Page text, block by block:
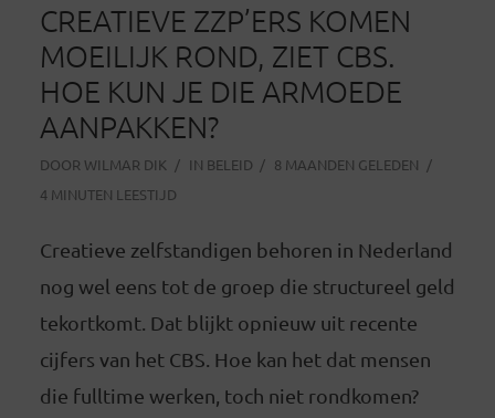
CREATIEVE ZZP’ERS KOMEN
MOEILIJK ROND, ZIET CBS.
HOE KUN JE DIE ARMOEDE
AANPAKKEN?
DOOR WILMAR DIK IN BELEID
8 MAANDEN GELEDEN
4 MINUTEN LEESTIJD
Creatieve zelfstandigen behoren in Nederland
nog wel eens tot de groep die structureel geld
tekortkomt. Dat blijkt opnieuw uit recente
cijfers van het CBS. Hoe kan het dat mensen
die fulltime werken, toch niet rondkomen?